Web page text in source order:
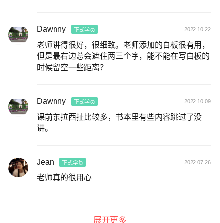
Dawnny 正式学员 2022.10.22
老师讲得很好，很细致。老师添加的白板很有用，
但是最右边总会遮住两三个字，能不能在写白板的
时候留空一些距离？
Dawnny 正式学员 2022.10.09
课前东拉西扯比较多，书本里有些内容跳过了没
讲。
Jean 正式学员 2022.07.26
老师真的很用心
展开更多